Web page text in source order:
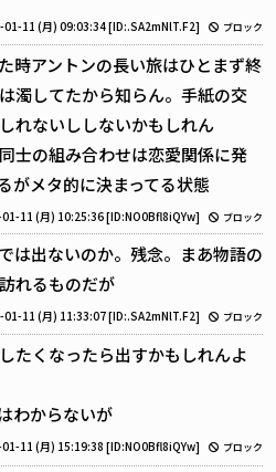
01-11 (月) 09:03:34[ID:.SA2mNlT.F2] ブロック
時アントンの長い旅はひとまず終
濁してたから知らん。手紙の交
れないししないかもしれん
士の組み合わせは恋愛関係に発
がメタ的に決まってる状態
11 (月) 10:25:36[ID:NO0Bfl8iQYw] ブロック
は出ないのか。残念。まあ物語の
れるものだが
01-11 (月) 11:33:07[ID:.SA2mNlT.F2] ブロック
たくなったら出すかもしれんよ
わからないが
11 (月) 15:19:38 [ID:NO0Bfl8iQYw] ブロック